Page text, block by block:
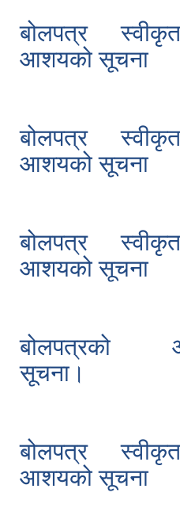
बोलपत्र
आशयको सूचना
बोलपत्र
आशयको सूचना
बोलपत्र
आशयको सूचना
बोलपत्रको
सूचना।
बोलपत्र
आशयको सूचना